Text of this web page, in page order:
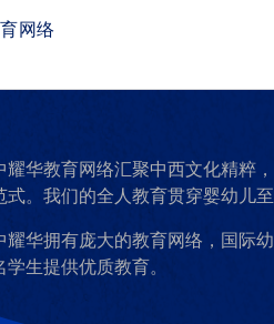
网络
耀华教育网络汇聚中西文化精粹
式。我们的全人教育贯穿婴幼儿
耀华拥有庞大的教育网络，国际
学生提供优质教育。